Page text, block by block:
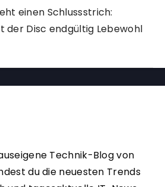
einen Schlussstrich:
der Disc endgültig Lebewohl
Technik-Blog von
du die neuesten Trends